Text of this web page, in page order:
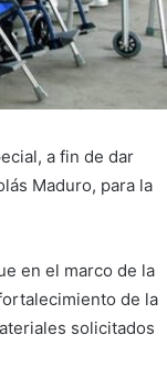
a fin de dar
Maduro, para la
en el marco de la
de la
solicitados